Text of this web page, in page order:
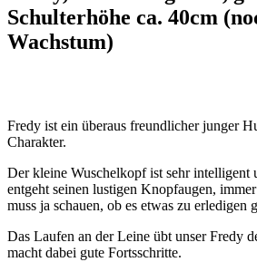
Schulterhöhe ca. 40cm
Wachstum)
Fredy ist ein überaus freundlicher junger
Charakter.
Der kleine Wuschelkopf ist sehr intelligent
entgeht seinen lustigen Knopfaugen,
muss ja schauen, ob es etwas zu erledigen
Das Laufen an der Leine übt unser Fredy
macht dabei gute Fortsschritte.